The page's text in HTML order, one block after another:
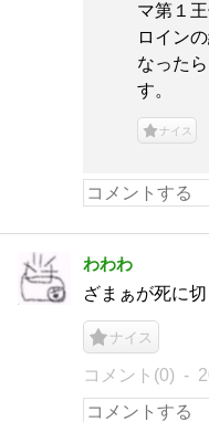
マ第１
ロイン
なった
す。
ナイス
わわわ
ざまぁが死に
ナイス
コメント(0)